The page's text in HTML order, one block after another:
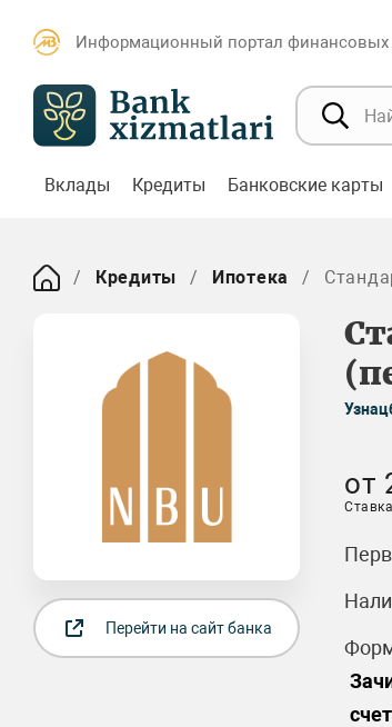
Информационный портал финансовых
Вклады Кредиты Банковские карты
Кредиты Ипотека
Перейти на сайт банка
от
Ставка